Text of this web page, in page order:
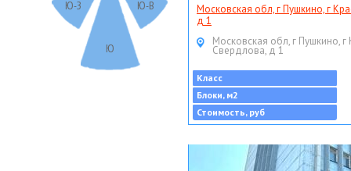
Ю-В
Ю
Ю-З
Московская обл, г Пушкино, г
д 1
Московская обл, г Пушкино, г
Свердлова, д 1
Класс
Блоки, м2
Стоимость, руб